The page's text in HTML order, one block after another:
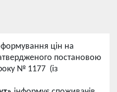
цін на
постановою
№ 1177 (із